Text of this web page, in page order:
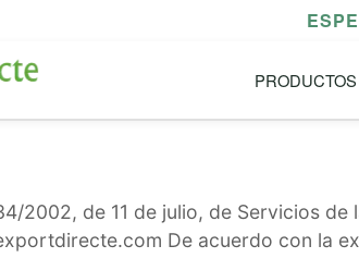
PRODUCTOS
2002, de 11 de julio, de Servicios
De acuerdo con la